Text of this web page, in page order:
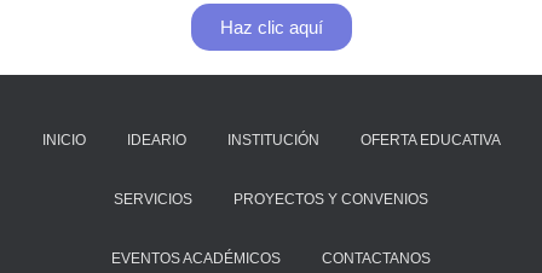
Haz clic aquí
INICIO IDEARIO INSTITUCIÓN OFERTA EDUCATIVA
SERVICIOS PROYECTOS Y CONVENIOS
EVENTOS ACADÉMICOS CONTACTANOS